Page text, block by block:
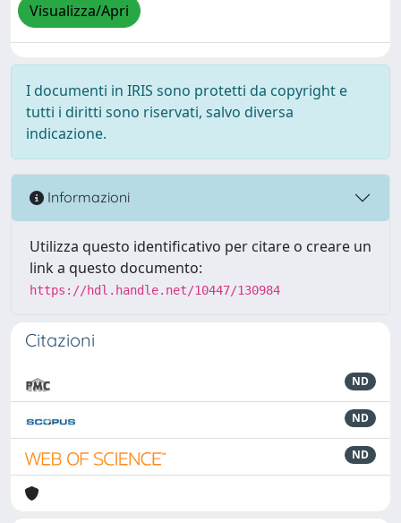
Visualizza/Apri
I documenti in IRIS sono protetti da copyright e
tutti i diritti sono riservati, salvo diversa
indicazione.
Informazioni
Utilizza questo identificativo per citare o creare un
link a questo documento:
https://hdl.handle.net/10447/130984
Citazioni
ND
ND
ND